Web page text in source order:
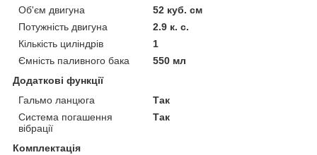
Об'єм двигуна
52 куб. см
Потужність двигуна
2.9 к. с.
Кількість циліндрів
1
Ємність паливного бака
550 мл
Додаткові функції
Гальмо ланцюга
Так
Система погашення
вібрації
Так
Комплектація